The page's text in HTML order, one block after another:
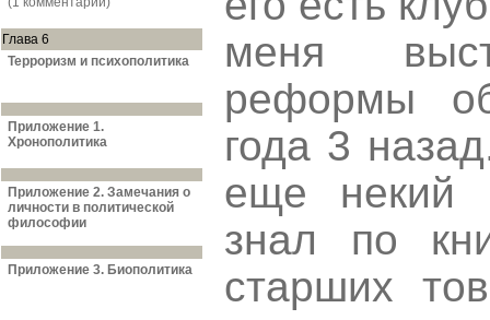
Глава 6
Терроризм и психополитика
Приложение 1.
Хронополитика
Приложение 2. Замечания о
личности в политической
философии
Приложение 3. Биополитика
меня
реформы
года 3
еще некий
знал по
старших